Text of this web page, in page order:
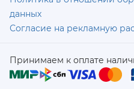
данных
Согласие на рекламную
Принимаем к оплате